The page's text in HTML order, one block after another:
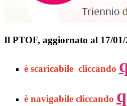
Il PTOF, aggiornato al 17/
è scaricabile cliccando
è navigabile cliccando